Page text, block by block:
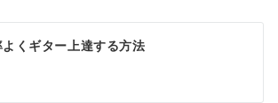
くギター上達する方法